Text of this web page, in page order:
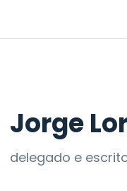
Jorge
delegado e